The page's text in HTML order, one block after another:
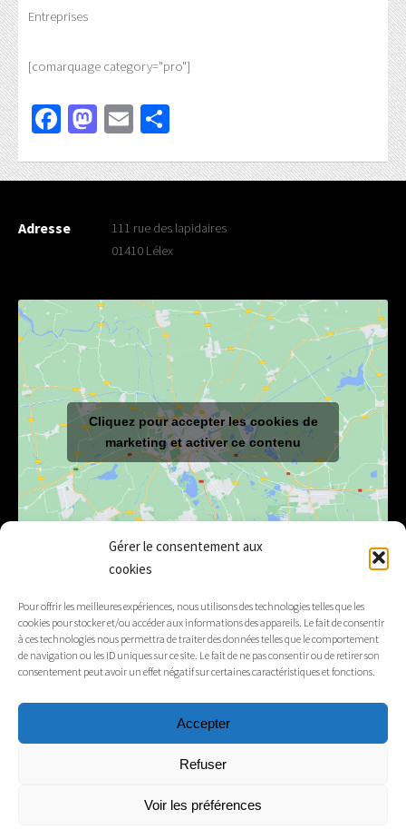
Gérer le consentement aux
cookies
Pour offrir les meilleures expériences, nous utilisons des technologies telles que les
cookies pour stocker et/ou accéder aux informations des appareils. Le fait de consentir
à ces technologies nous permettra de traiter des données telles que le comportement
de navigation ou les ID uniques sur ce site. Le fait de ne pas consentir ou de retirer son
consentement peut avoir un effet négatif sur certaines caractéristiques et fonctions.
Accepter
Refuser
Voir les préférences
Entreprises
[comarquage category="pro"]
Facebook
Mastodon
Email
Adresse
111 rue des lapidaires
01410 Lélex
Cliquez pour accepter les cookies de
marketing et activer ce contenu
Tél. 04 50 20 91 15
Mentions légales